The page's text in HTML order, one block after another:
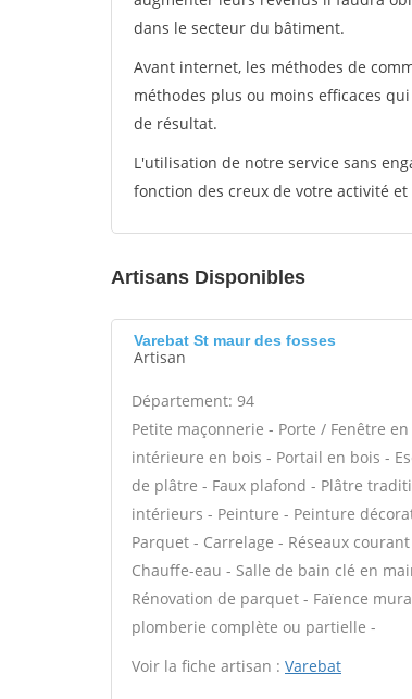
dans le secteur du bâtiment.
Avant internet, les méthodes de
méthodes plus ou moins efficaces
de résultat.
L'utilisation de notre service sans
fonction des creux de votre activité
Artisans Disponibles
Varebat St maur des fosses
Artisan
Département: 94
Petite maçonnerie - Porte / Fenêtre
intérieure en bois - Portail en bois -
de plâtre - Faux plafond - Plâtre
intérieurs - Peinture - Peinture
Parquet - Carrelage - Réseaux
Chauffe-eau - Salle de bain clé en
Rénovation de parquet - Faïence
plomberie complète ou partielle -
Voir la fiche artisan : Varebat